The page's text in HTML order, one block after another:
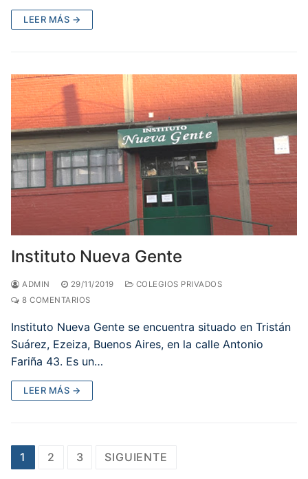
LEER MÁS →
Instituto Nueva Gente
ADMIN 29/11/2019
COLEGIOS PRIVADOS
8 COMENTARIOS
Instituto Nueva Gente se encuentra situado en Tristán
Suárez, Ezeiza, Buenos Aires, en la calle Antonio
Fariña 43. Es un…
LEER MÁS →
Paginación
1 2 3 SIGUIENTE